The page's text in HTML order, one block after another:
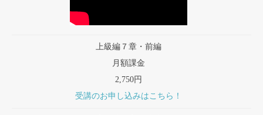
上級編７章・前編
月額課金
2,750円
受講のお申し込みはこちら！